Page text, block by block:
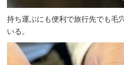
持ち運ぶにも便利で旅行先でも毛
いる。